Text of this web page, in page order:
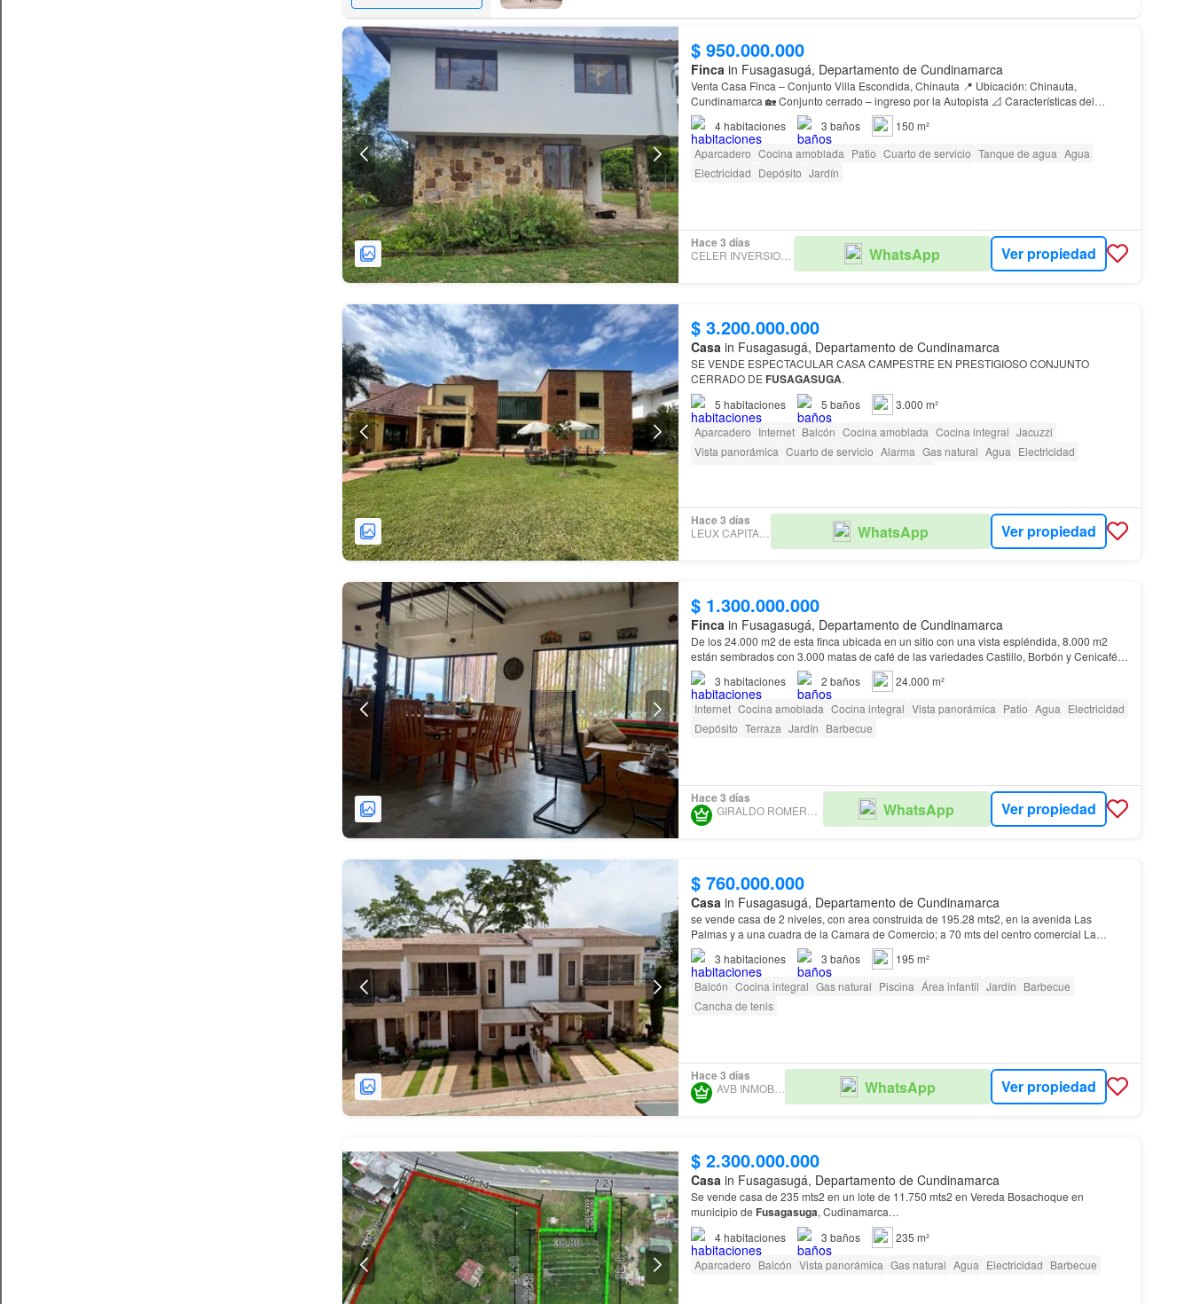
$ 950.000.000
Finca in Fusagasugá, Departamento de Cundinamarca
Venta Casa Finca – Conjunto Villa Escondida, Chinauta 📍 Ubicación: Chinauta,
Cundinamarca 🏡 Conjunto cerrado – ingreso por la Autopista 📐 Características del
4habitaciones 3 baños
150 m²
Aparcadero Cocina amoblada Patio Cuarto de servicio Tanque de agua Agua
Electricidad Depósito Jardín
Hace 3 días
CELER INVERSIONES SAS WhatsApp Ver propiedad
$ 3.200.000.000
Casa in Fusagasugá, Departamento de Cundinamarca
SE VENDE ESPECTACULAR CASA CAMPESTRE EN PRESTIGIOSO CONJUNTO
CERRADO DE FUSAGASUGA.
5 habitaciones 5 baños
3.000 m²
Aparcadero Internet Balcón Cocina amoblada Cocina integral Jacuzzi
Vista panorámica Cuarto de servicio Alarma Gas natural Agua Electricidad
Hace 3 días
LEUX CAPITAL SAS WhatsApp Ver propiedad
$ 1.300.000.000
Finca in Fusagasugá, Departamento de Cundinamarca
De los 24.000 m2 de esta finca ubicada en un sitio con una vista espléndida, 8.000 m2
están sembrados con 3.000 matas de café de las variedades Castillo, Borbón y Cenicafé
1, que producen el más delicioso café orgánico que te…
3 habitaciones 2 baños
24.000 m²
Internet Cocina amoblada Cocina integral Vista panorámica Patio Agua Electricidad
Depósito Terraza Jardín Barbecue
Hace 3 días
WhatsApp Ver propiedad
$ 760.000.000
Casa in Fusagasugá, Departamento de Cundinamarca
se vende casa de 2 niveles, con area construida de 195.28 mts2, en la avenida Las
Palmas y a una cuadra de la Camara de Comercio; a 70 mts del centro comercial La
Avenida. Tiene 3 alcobas, 3 baños, estudio, lavanderia, patio…
3 habitaciones 3 baños
195 m²
Balcón Cocina integral Gas natural Piscina Área infantil Jardín Barbecue
Cancha de tenis
Hace 3 días
AVB INMOBILIARIO WhatsApp Ver propiedad
$ 2.300.000.000
Casa in Fusagasugá, Departamento de Cundinamarca
Se vende casa de 235 mts2 en un lote de 11.750 mts2 en Vereda Bosachoque en
municipio de Fusagasuga, Cudinamarca…
4habitaciones 3 baños
235 m²
Aparcadero Balcón Vista panorámica Gas natural Agua Electricidad Barbecue